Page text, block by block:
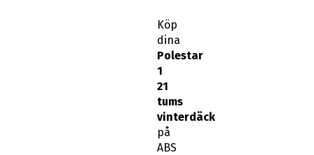
Köp
dina
Polestar
1
21
tums
vinterdäck
på
ABS